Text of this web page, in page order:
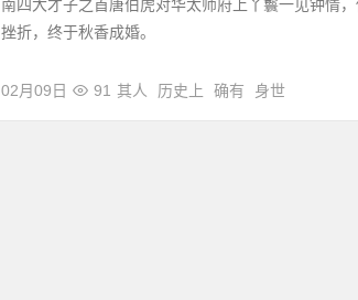
南四大才子之首唐伯虎对华太师府上丫鬟一见钟情
挫折，终于秋香成婚。
02月09日 91 其人 历史上 确有 身世